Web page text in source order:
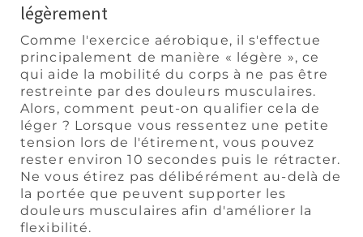
légèrement
Comme l'exercice aérobique, il s'effectue
principalement de manière « légère », ce
qui aide la mobilité du corps à ne pas être
restreinte par des douleurs musculaires.
Alors, comment peut-on qualifier cela de
léger ? Lorsque vous ressentez une petite
tension lors de l'étirement, vous pouvez
rester environ 10 secondes puis le rétracter.
Ne vous étirez pas délibérément au-delà de
la portée que peuvent supporter les
douleurs musculaires afin d'améliorer la
flexibilité.